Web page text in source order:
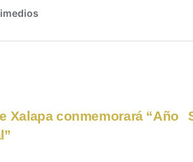
Xalapa conmemorará “Año